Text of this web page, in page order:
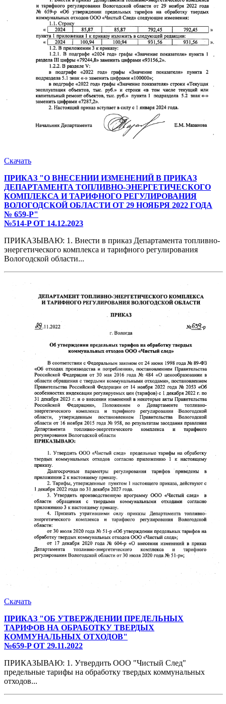
Скачать
ПРИКАЗ "О ВНЕСЕНИИ ИЗМЕНЕНИЙ В ПРИКАЗ
ДЕПАРТАМЕНТА ТОПЛИВНО-ЭНЕРГЕТИЧЕСКОГО
КОМПЛЕКСА И ТАРИФНОГО РЕГУЛИРОВАНИЯ
ВОЛОГОДСКОЙ ОБЛАСТИ ОТ 29 НОЯБРЯ 2022 ГОДА
№ 659-Р"
№514-P ОТ 14.12.2023
ПРИКАЗЫВАЮ: 1. Внести в приказ Департамента топливно-
энергетического комплекса и тарифного регулирования
Вологодской области...
Скачать
ПРИКАЗ "ОБ УТВЕРЖДЕНИИ ПРЕДЕЛЬНЫХ
ТАРИФОВ НА ОБРАБОТКУ ТВЕРДЫХ
КОММУНАЛЬНЫХ ОТХОДОВ"
№659-P ОТ 29.11.2022
ПРИКАЗЫВАЮ: 1. Утвердить ООО "Чистый След"
предельные тарифы на обработку твердых коммунальных
отходов...